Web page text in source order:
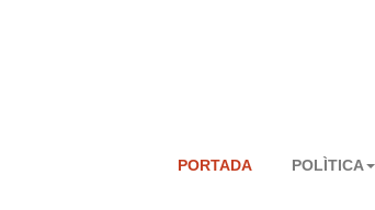
PORTADA POLÌTICA